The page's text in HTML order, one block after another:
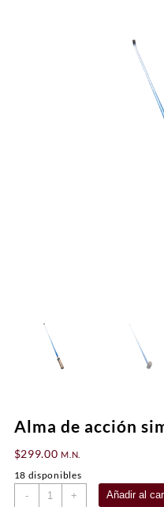
Alma de acción
$299.00 M.N.
18 disponibles
-
Alma
+ Añadir al